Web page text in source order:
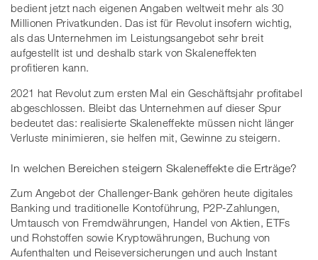
bedient jetzt nach eigenen Angaben weltweit mehr als 30
Millionen Privatkunden. Das ist für Revolut insofern wichtig,
als das Unternehmen im Leistungsangebot sehr breit
aufgestellt ist und deshalb stark von Skaleneffekten
profitieren kann.
2021 hat Revolut zum ersten Mal ein Geschäftsjahr profitabel
abgeschlossen. Bleibt das Unternehmen auf dieser Spur
bedeutet das: realisierte Skaleneffekte müssen nicht länger
Verluste minimieren, sie helfen mit, Gewinne zu steigern.
In welchen Bereichen steigern Skaleneffekte die Erträge?
Zum Angebot der Challenger-Bank gehören heute digitales
Banking und traditionelle Kontoführung, P2P-Zahlungen,
Umtausch von Fremdwährungen, Handel von Aktien, ETFs
und Rohstoffen sowie Kryptowährungen, Buchung von
Aufenthalten und Reiseversicherungen und auch Instant